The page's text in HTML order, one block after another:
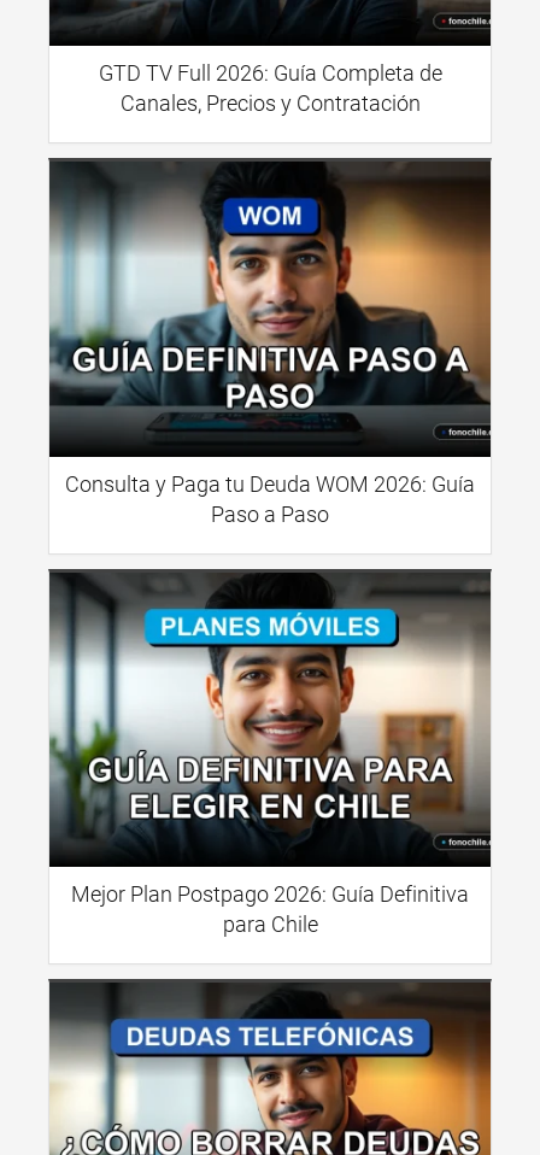
GTD TV Full 2026: Guía Completa de
Canales, Precios y Contratación
Consulta y Paga tu Deuda WOM 2026: Guía
Paso a Paso
Mejor Plan Postpago 2026: Guía Definitiva
para Chile